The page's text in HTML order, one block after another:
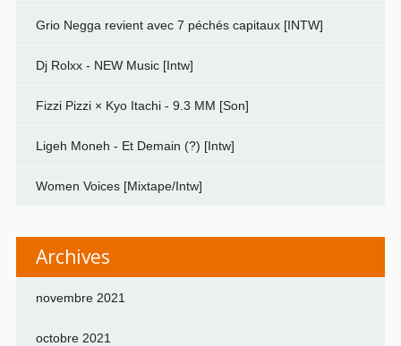
Grio Negga revient avec 7 péchés capitaux [INTW]
Dj Rolxx - NEW Music [Intw]
Fizzi Pizzi × Kyo Itachi - 9.3 MM [Son]
Ligeh Moneh - Et Demain (?) [Intw]
Women Voices [Mixtape/Intw]
Archives
novembre 2021
octobre 2021